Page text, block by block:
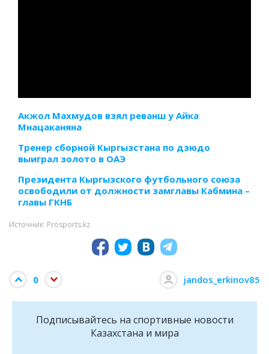
Акжол Махмудов взял реванш у Айка
Мнацаканяна
Тренер сборной Кыргызстана по дзюдо
выиграл золото в ОАЭ
Президента Кыргызского футбольного союза
освободили от должности замглавы Кабмина –
главы ГКНБ
Источник: Prosports.kz
0 jandos_erkinov85
Подписывайтесь на cпортивные новости
Казахстана и мира